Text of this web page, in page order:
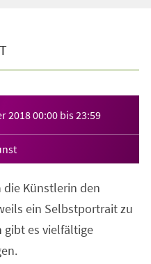
201800:00 bis23:59
Künstlerin den
ein Selbstportrait zu
gibt es vielfältige